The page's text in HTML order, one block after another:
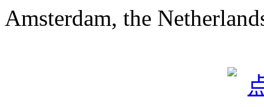
Amsterdam, the